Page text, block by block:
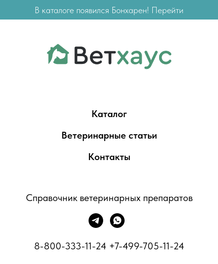
В каталоге появился Бонхарен! Перейти
Каталог
Ветеринарные статьи
Контакты
Справочник ветеринарных препаратов
8-800-333-11-24 +7-499-705-11-24